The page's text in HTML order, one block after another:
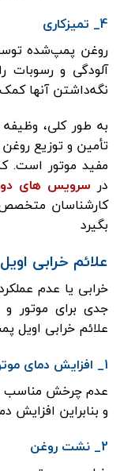
4_ تمیزکاری
روغن پمپ‌شده
آلودگی و رسوبات
نگه‌داشتن آنها
به طور کلی،
تأمین و توزیع
مفید موتور است.
در سرویس های
کارشناسان
بگیرد
علائم خرابی
خرابی یا عدم
جدی برای موتور
علائم خرابی اویل
1_ افزایش دمای موتور
عدم چرخش مناسب
و بنابراین افزایش
2_ نشت روغن